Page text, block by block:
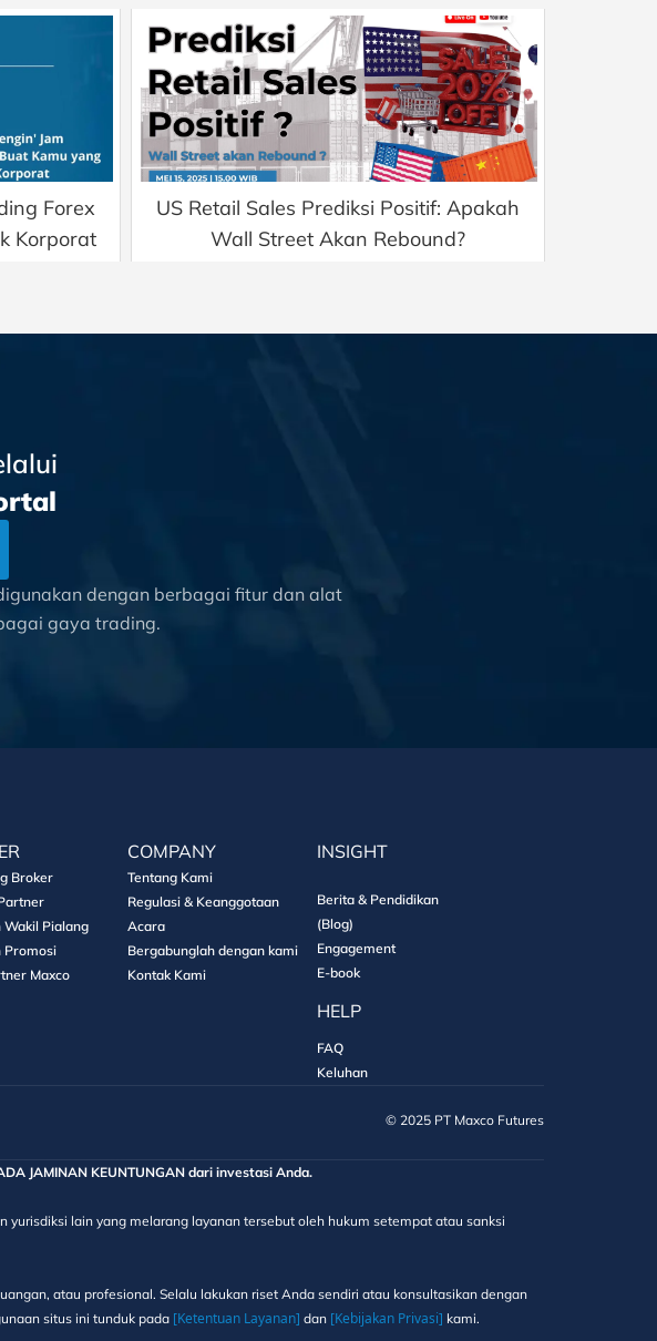
Forex
Korporat
US Retail Sales Prediksi Positif: Apakah
Wall Street Akan Rebound?
dengan berbagai fitur dan alat
gaya trading.
Broker
Wakil Pialang
Promosi
Maxco
COMPANY
Tentang Kami
Regulasi & Keanggotaan
Acara
Bergabunglah dengan kami
Kontak Kami
INSIGHT
Berita & Pendidikan
(Blog)
Engagement
E-book
HELP
FAQ
Keluhan
©️ 2025 PT Maxco Futures
JAMINAN KEUNTUNGAN dari investasi Anda.
lain yang melarang layanan tersebut oleh hukum setempat atau sanksi
atau profesional. Selalu lakukan riset Anda sendiri atau konsultasikan dengan
situs ini tunduk pada [Ketentuan Layanan] dan [Kebijakan Privasi] kami.